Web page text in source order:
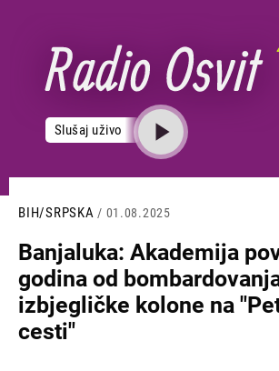
sadržaj
Slušaj uživo
BIH/SRPSKA / 01.08.2025
Banjaluka: Akademija
godina od
izbjegličke kolone na
cesti"